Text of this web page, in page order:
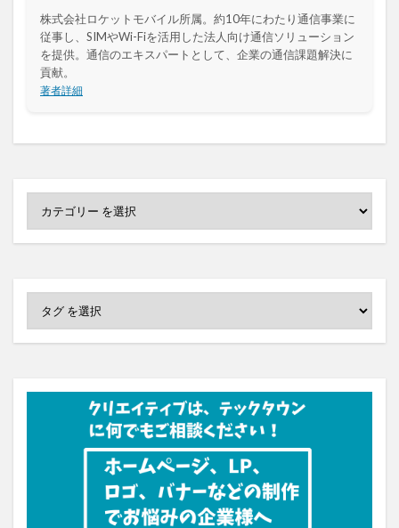
株式会社ロケットモバイル所属。約10年にわたり通信事業に
従事し、SIMやWi-Fiを活用した法人向け通信ソリューション
を提供。通信のエキスパートとして、企業の通信課題解決に
貢献。
著者詳細